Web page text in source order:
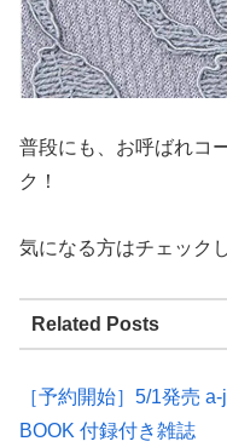
普段にも、お呼ばれコ
ク！
気になる方はチェック
Related Posts
［予約開始］5/1発売
BOOK 付録付き雑誌